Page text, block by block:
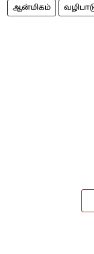
ஆன்மிகம்